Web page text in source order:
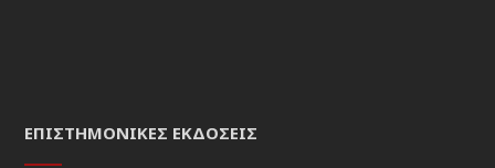
ΕΠΙΣΤΗΜΟΝΙΚΈΣ ΕΚΔΌΣΕΙΣ